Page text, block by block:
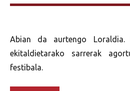
Abian da aurtengo Loraldia.
ekitaldietarako sarrerak
festibala.